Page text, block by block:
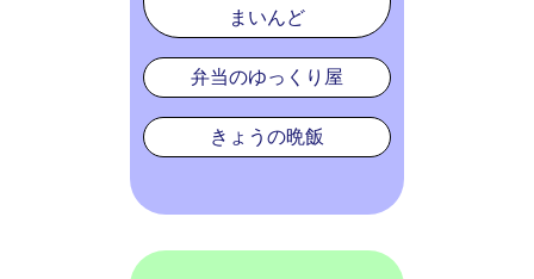
まいんど
弁当のゆっくり屋
きょうの晩飯